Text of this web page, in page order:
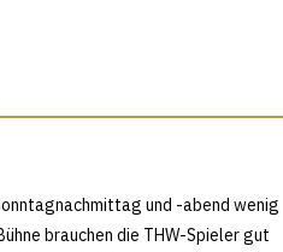
und -abend wenig
brauchen die THW-Spieler gut